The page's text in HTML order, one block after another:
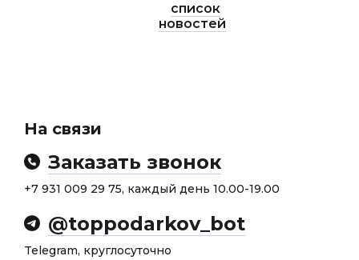
список
новостей
На связи
Заказать звонок
+7 931 009 29 75, каждый день 10.00-19.00
@toppodarkov_bot
Telegram, круглосуточно